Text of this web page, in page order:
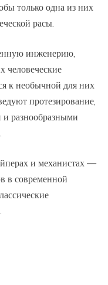
только одна из них
расы.
инженерию,
человеческие
к необычной для них
протезирование,
разнообразными
и механистах —
в современной